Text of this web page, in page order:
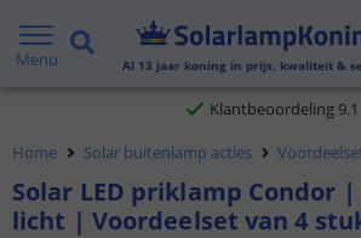
Menu Al 13 jaar koning in prijs, kwaliteit &
Gratis verzending vanaf € 20,-
Klantbeoordeling 9.1
Voor 23:45 uur besteld,
Home Solar buitenlamp acties
Solar LED priklamp Condor
licht | Voordeelset van 4